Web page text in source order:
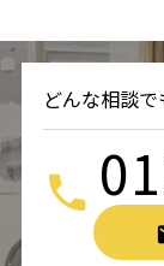
どんな相談